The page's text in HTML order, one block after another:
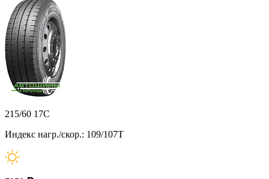
215/60 17C
Индекс нагр./скор.: 109/107T